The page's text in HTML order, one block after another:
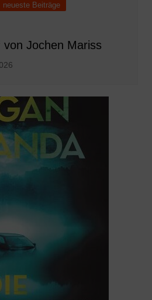
neueste Beiträge
von Jochen Mariss